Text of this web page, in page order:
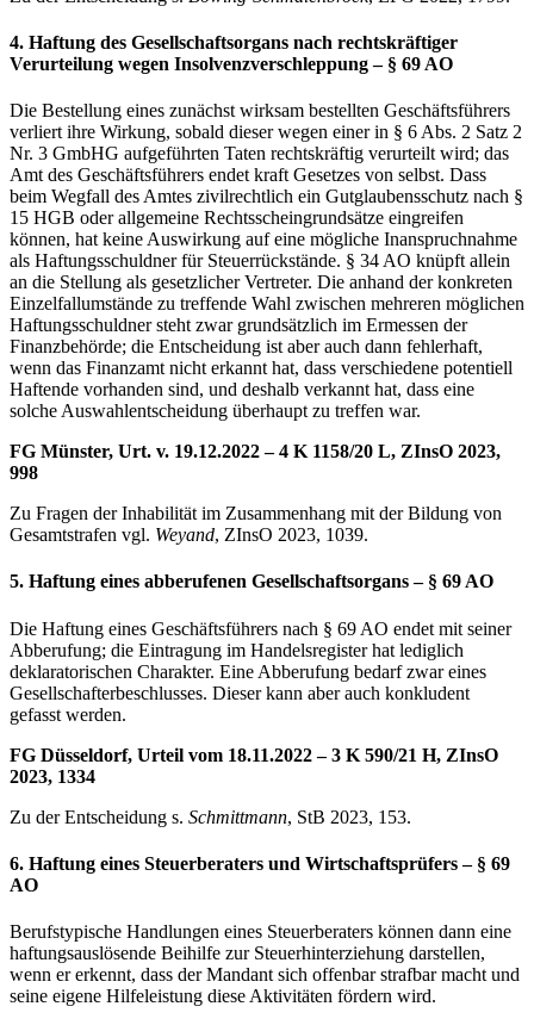
4. Haftung des Gesellschaftsorgans nach rechtskräftiger
Verurteilung wegen Insolvenzverschleppung – § 69 AO
Die Bestellung eines zunächst wirksam bestellten Geschäftsführers
verliert ihre Wirkung, sobald dieser wegen einer in § 6 Abs. 2 Satz 2
Nr. 3 GmbHG aufgeführten Taten rechtskräftig verurteilt wird; das
Amt des Geschäftsführers endet kraft Gesetzes von selbst. Dass
beim Wegfall des Amtes zivilrechtlich ein Gutglaubensschutz nach §
15 HGB oder allgemeine Rechtsscheingrundsätze eingreifen
können, hat keine Auswirkung auf eine mögliche Inanspruchnahme
als Haftungsschuldner für Steuerrückstände. § 34 AO knüpft allein
an die Stellung als gesetzlicher Vertreter. Die anhand der konkreten
Einzelfallumstände zu treffende Wahl zwischen mehreren möglichen
Haftungsschuldner steht zwar grundsätzlich im Ermessen der
Finanzbehörde; die Entscheidung ist aber auch dann fehlerhaft,
wenn das Finanzamt nicht erkannt hat, dass verschiedene potentiell
Haftende vorhanden sind, und deshalb verkannt hat, dass eine
solche Auswahlentscheidung überhaupt zu treffen war.
FG Münster, Urt. v. 19.12.2022 – 4 K 1158/20 L, ZInsO 2023,
998
Zu Fragen der Inhabilität im Zusammenhang mit der Bildung von
Gesamtstrafen vgl. Weyand, ZInsO 2023, 1039.
5. Haftung eines abberufenen Gesellschaftsorgans – § 69 AO
Die Haftung eines Geschäftsführers nach § 69 AO endet mit seiner
Abberufung; die Eintragung im Handelsregister hat lediglich
deklaratorischen Charakter. Eine Abberufung bedarf zwar eines
Gesellschafterbeschlusses. Dieser kann aber auch konkludent
gefasst werden.
FG Düsseldorf, Urteil vom 18.11.2022 – 3 K 590/21 H, ZInsO
2023, 1334
Zu der Entscheidung s. Schmittmann, StB 2023, 153.
6. Haftung eines Steuerberaters und Wirtschaftsprüfers – § 69
AO
Berufstypische Handlungen eines Steuerberaters können dann eine
haftungsauslösende Beihilfe zur Steuerhinterziehung darstellen,
wenn er erkennt, dass der Mandant sich offenbar strafbar macht und
seine eigene Hilfeleistung diese Aktivitäten fördern wird.